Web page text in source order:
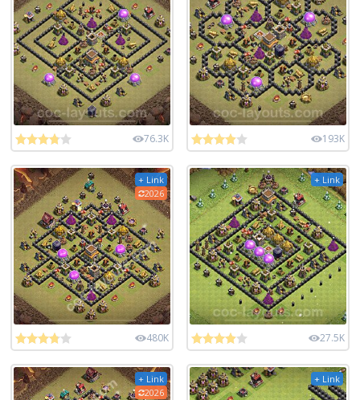
76.3K 193K
+ Link
2026
480K
+ Link
27.5K
+ Link
2026
+ Link